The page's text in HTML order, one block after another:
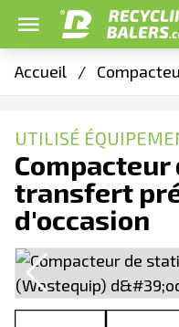
Accueil /
UTILISÉ
transfert
d'occasion